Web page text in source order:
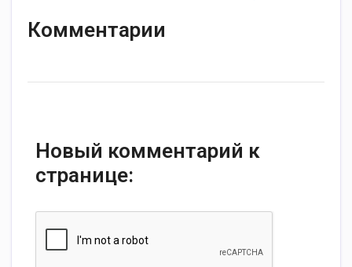
Комментарии
Новый комментарий к
странице: